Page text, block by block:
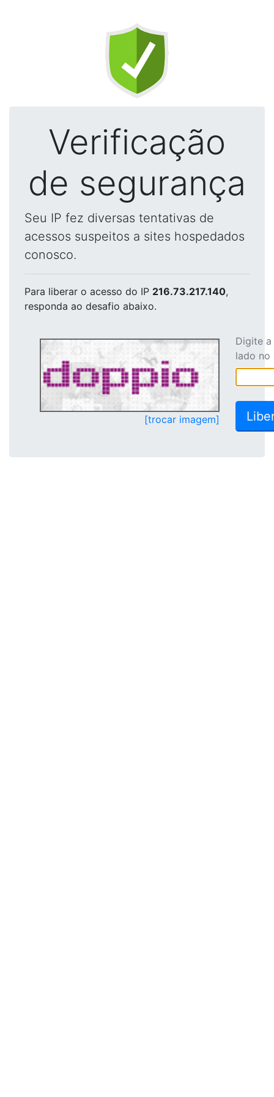
Verificação
de segurança
Seu IP fez diversas tentativas de
acessos suspeitos a sites hospedados
conosco.
Para liberar o acesso do IP 216.73.217.140,
responda ao desafio abaixo.
[trocar imagem]
Digite
lado no